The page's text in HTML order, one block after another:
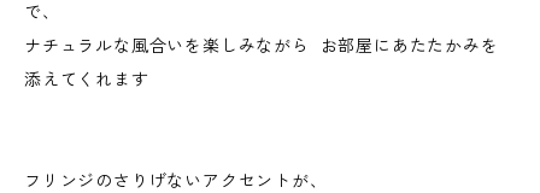
で、
ナチュラルな風合いを楽しみながら お部屋にあたたかみを
添えてくれます
フリンジのさりげないアクセントが、